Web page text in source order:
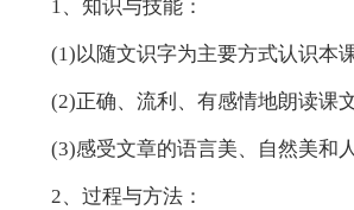
1、知识与技能：
(1)以随文识字为主要方式认识本
(2)正确、流利、有感情地朗读课
(3)感受文章的语言美、自然美和
2、过程与方法：